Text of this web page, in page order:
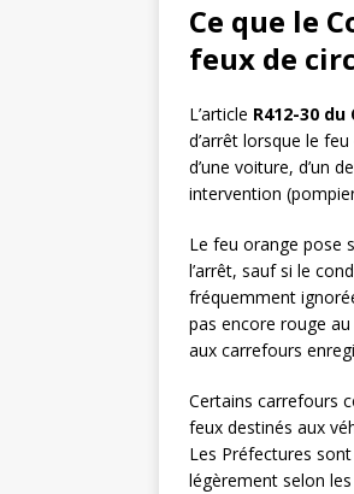
Ce que le
feux de
L’article R412-30
d’arrêt lorsque le
d’une voiture, d’un
intervention
Le feu orange pose
l’arrêt, sauf si le
fréquemment
pas encore rouge
aux carrefours
Certains carrefours
feux destinés aux
Les Préfectures
légèrement selon